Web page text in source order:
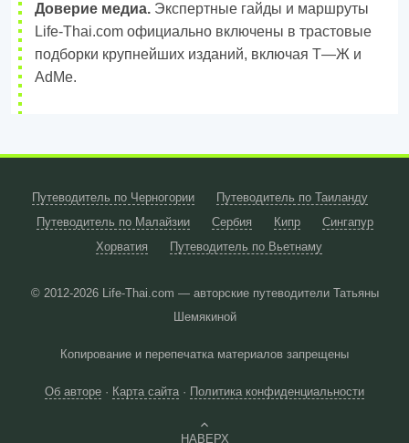
Доверие медиа. Экспертные гайды и маршруты
Life-Thai.com официально включены в трастовые
подборки крупнейших изданий, включая Т—Ж и
AdMe.
Путеводитель по Черногории
Путеводитель по Таиланду
Путеводитель по Малайзии
Сербия Кипр
Сингапур
Хорватия
Путеводитель по Вьетнаму
© 2012-2026 Life-Thai.com — авторские путеводители Татьяны
Шемякиной
Копирование и перепечатка материалов запрещены
Об авторе · Карта сайта · Политика конфиденциальности
НАВЕРХ